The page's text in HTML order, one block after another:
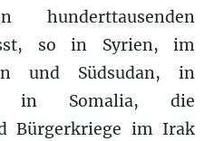
hunderttausenden
so in Syrien, im
und Südsudan, in
in Somalia, die
Bürgerkriege im Irak